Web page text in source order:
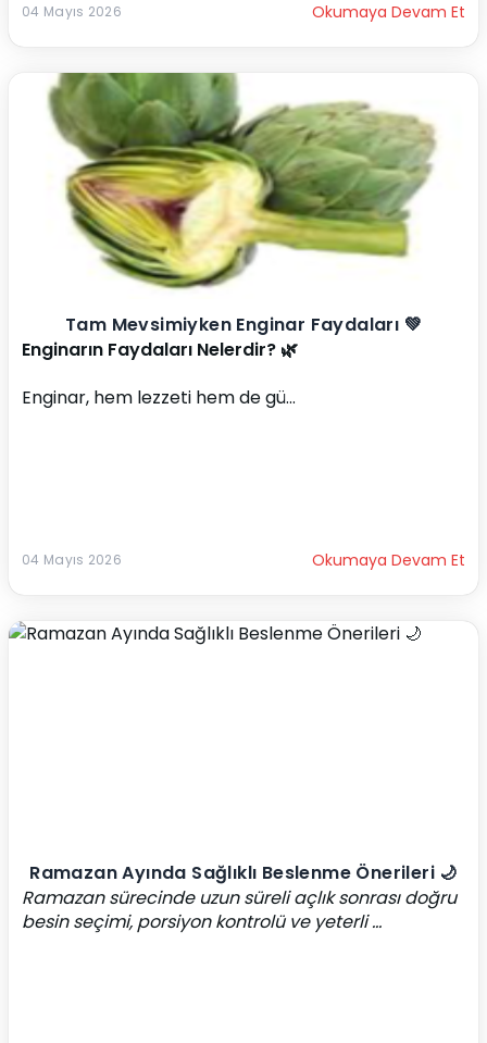
04 Mayıs 2026 Okumaya Devam Et
Tam Mevsimiyken Enginar Faydaları 💚
Enginarın Faydaları Nelerdir? 🌿
Enginar, hem lezzeti hem de gü...
04 Mayıs 2026 Okumaya Devam Et
Ramazan Ayında Sağlıklı Beslenme Önerileri 🌙
Ramazan sürecinde uzun süreli açlık sonrası doğru
besin seçimi, porsiyon kontrolü ve yeterli ...